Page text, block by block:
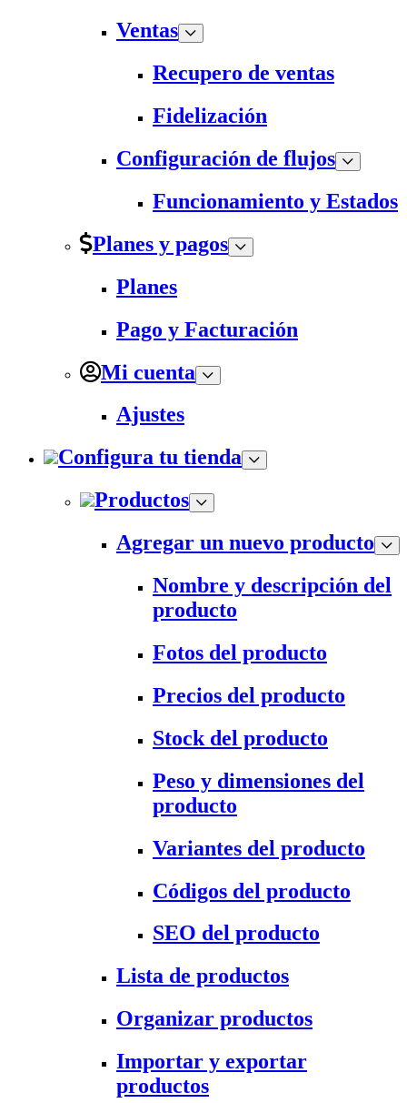
Ventas
Recupero de ventas
Fidelización
Configuración de flujos
Funcionamiento y Estados
Planes y pagos
Planes
Pago y Facturación
Mi cuenta
Ajustes
Configura tu tienda
Productos
Agregar un nuevo producto
Nombre y descripción del
producto
Fotos del producto
Precios del producto
Stock del producto
Peso y dimensiones del
producto
Variantes del producto
Códigos del producto
SEO del producto
Lista de productos
Organizar productos
Importar y exportar
productos